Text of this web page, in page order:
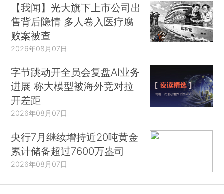
【我闻】光大旗下上市公司出
售背后隐情 多人卷入医疗腐
败案被查
2026年08月07日
字节跳动开全员会复盘AI业务
进展 称大模型被海外竞对拉
开差距
2026年08月07日
央行7月继续增持近20吨黄金
累计储备超过7600万盎司
2026年08月07日